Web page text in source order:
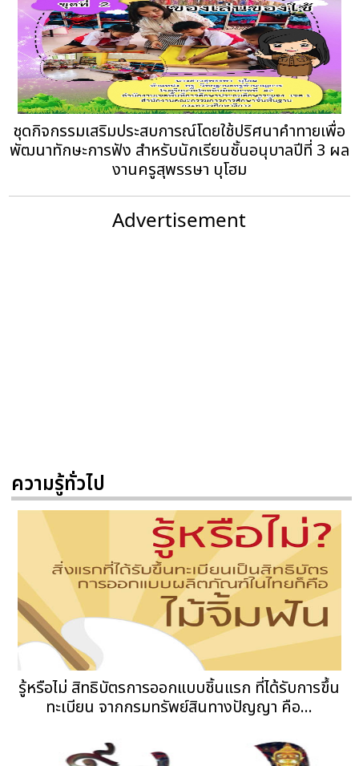
ชุดกิจกรรมเสริมประสบการณ์โดยใช้ปริศนาคำทายเพื่อ
พัฒนาทักษะการฟัง สำหรับนักเรียนชั้นอนุบาลปีที่ 3 ผล
งานครูสุพรรษา บุโฮม
Advertisement
ความรู้ทั่วไป
รู้หรือไม่ สิทธิบัตรการออกแบบชิ้นแรก ที่ได้รับการขึ้น
ทะเบียน จากกรมทรัพย์สินทางปัญญา คือ...